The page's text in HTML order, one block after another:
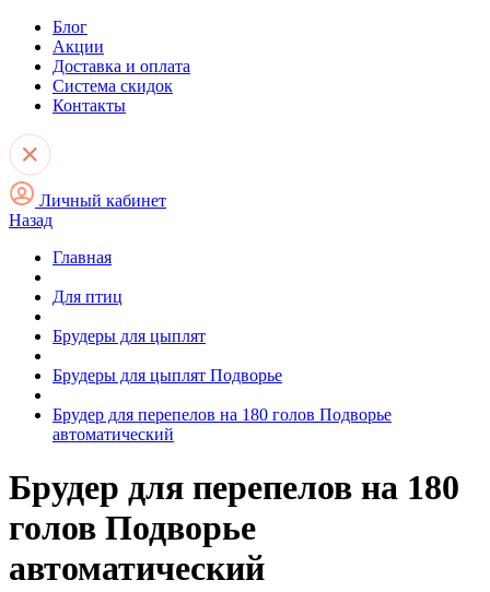
Блог
Акции
Доставка и оплата
Система скидок
Контакты
Личный кабинет
Назад
Главная
Для птиц
Брудеры для цыплят
Брудеры для цыплят Подворье
Брудер для перепелов на 180 голов Подворье
автоматический
Брудер для перепелов на 180
голов Подворье
автоматический